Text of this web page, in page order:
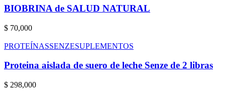
BIOBRINA de SALUD NATURAL
$ 70,000
PROTEÍNASSENZESUPLEMENTOS
Proteina aislada de suero de leche Senze de 2 libras
$ 298,000